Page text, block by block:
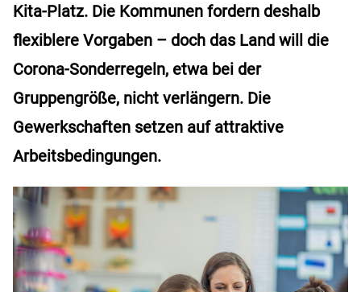
Kita-Platz. Die Kommunen fordern deshalb
flexiblere Vorgaben – doch das Land will die
Corona-Sonderregeln, etwa bei der
Gruppengröße, nicht verlängern. Die
Gewerkschaften setzen auf attraktive
Arbeitsbedingungen.